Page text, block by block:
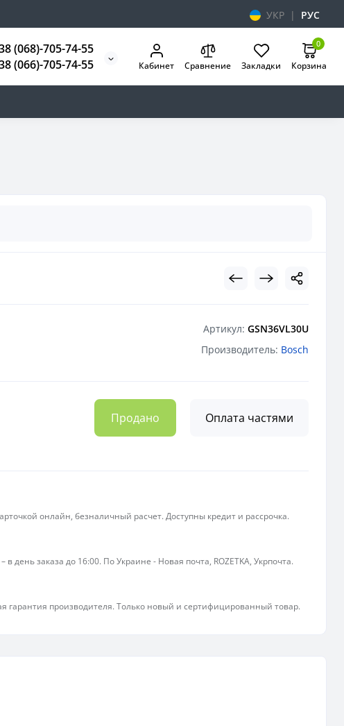
УКР | РУС
(068)-705-74-55
(066)-705-74-55
Кабинет Сравнение Закладки
0
Корзина
Артикул: GSN36VL30U
Производитель: Bosch
Продано Оплата частями
онлайн, безналичный расчет. Доступны кредит и рассрочка.
в день заказа до 16:00. По Украине - Новая почта, ROZETKA, Укрпочта.
гарантия производителя. Только новый и сертифицированный товар.